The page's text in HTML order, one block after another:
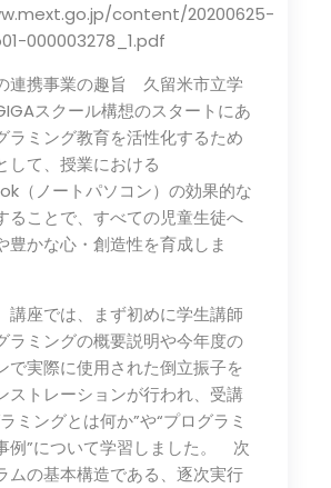
content/20200625-
000003278_1.pdf
連携事業の趣旨 久留米市立学
スクール構想のスタートにあ
ラミング教育を活性化するため
して、授業における
（ノートパソコン）の効果的な
ることで、すべての児童生徒へ
豊かな心・創造性を育成しま
座では、まず初めに学生講師
ラミングの概要説明や今年度の
で実際に使用された倒立振子を
ストレーションが行われ、受講
ミングとは何か”や“プログラミ
例”について学習しました。 次
ムの基本構造である、逐次実行